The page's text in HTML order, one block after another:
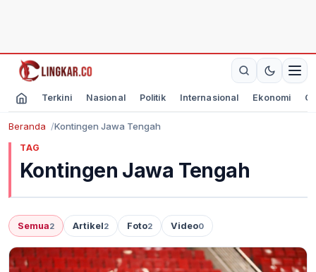
Terkini Nasional Politik Internasional Ekonomi
Beranda Kontingen Jawa Tengah
TAG
Kontingen Jawa Tengah
Semua2 Artikel2 Foto2 Video0